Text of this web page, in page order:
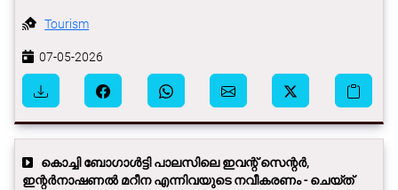
Tourism
07-05-2026
കൊച്ചി ബോഗാള്‍ട്ടി പാലസിലെ ഇവന്റ് സെന്റര്‍,
ഇന്റര്‍നാഷണല്‍ മറീന എന്നിവയുടെ നവീകരണം - ചെയ്ത്